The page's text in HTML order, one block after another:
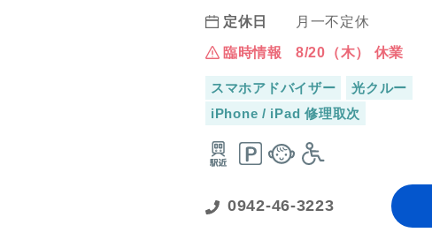
定休日 月一不定休
臨時情報 8/20（木） 休業
スマホアドバイザー
光クルー
iPhone / iPad 修理取次
0942-46-3223